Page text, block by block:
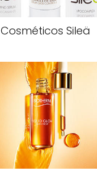
Cosméticos Sileä